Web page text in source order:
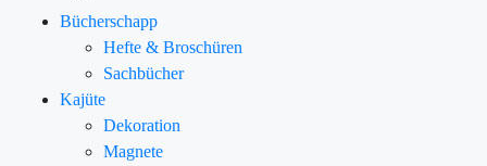
Bücherschapp
Hefte & Broschüren
Sachbücher
Kajüte
Dekoration
Magnete